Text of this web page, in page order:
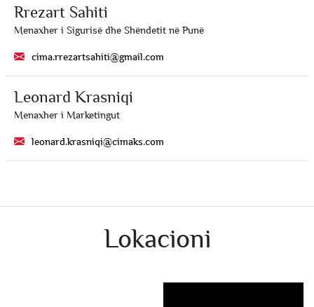
Rrezart Sahiti
Menaxher i Sigurisë dhe Shëndetit në Punë
cima.rrezartsahiti@gmail.com
Leonard Krasniqi
Menaxher i Marketingut
leonard.krasniqi@cimaks.com
Lokacioni